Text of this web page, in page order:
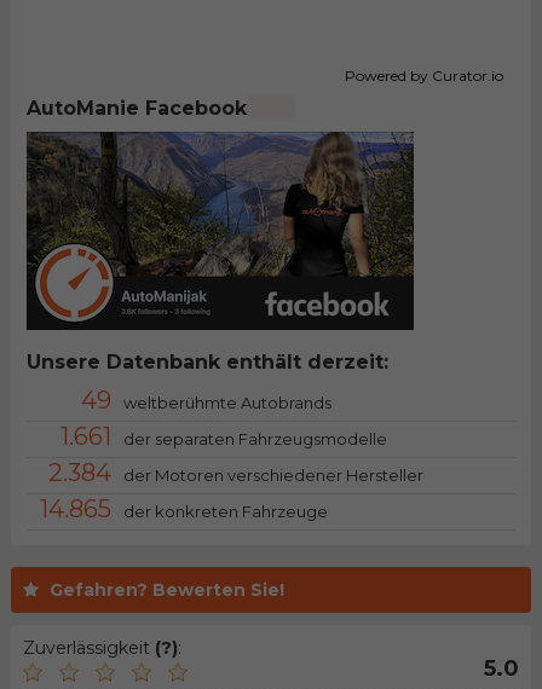
Gefahren? Bewerten Sie!
Zuverlässigkeit (?):
5.0
Powered by Curator.io
AutoManie Facebook
Unsere Datenbank enthält derzeit:
49 weltberühmte Autobrands
1.661 der separaten Fahrzeugsmodelle
2.384 der Motoren verschiedener Hersteller
14.865 der konkreten Fahrzeuge